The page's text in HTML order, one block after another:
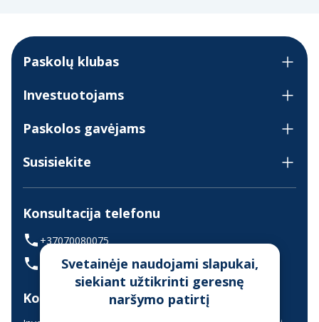
Paskolų klubas
Investuotojams
Paskolos gavėjams
Susisiekite
Konsultacija telefonu
+37070080075
(skambinant iš užsienio +37068700300)
Konsultavimas gyvai
Svetainėje naudojami slapukai,
siekiant užtikrinti geresnę
naršymo patirtį